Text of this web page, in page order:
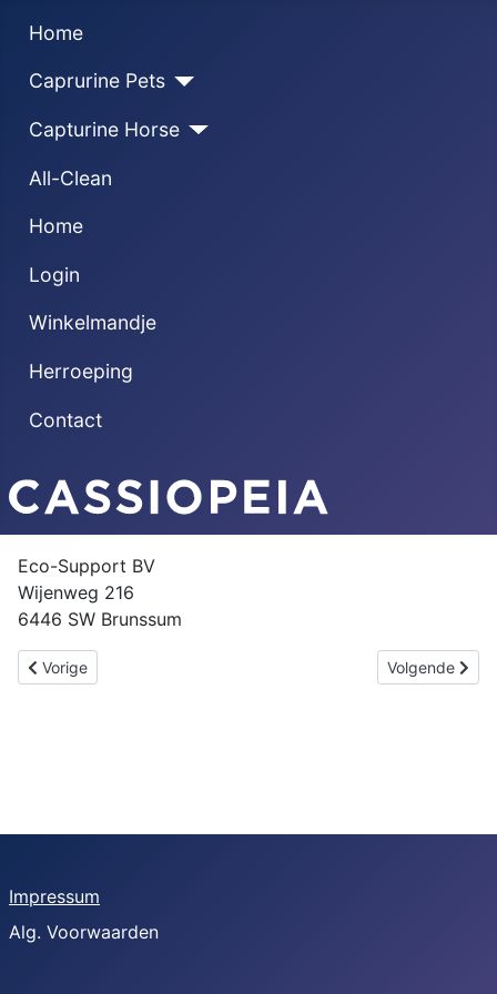
Home
Caprurine Pets
Capturine Horse
All-Clean
Home
Login
Winkelmandje
Herroeping
Contact
Eco-Support BV
Wijenweg 216
6446 SW Brunssum
Vorig artikel: Contact
Vorige Volgende
Volgende
Impressum
Alg. Voorwaarden